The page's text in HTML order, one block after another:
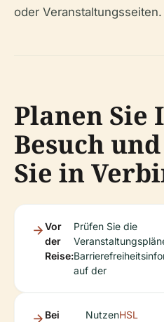
oder Veranstaltungsseiten.
Planen Sie
Besuch
Sie in
Vor
der
Reise:
Prüfen Sie die
auf der
Bei
NutzenHSL